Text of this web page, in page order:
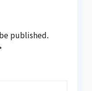
published.